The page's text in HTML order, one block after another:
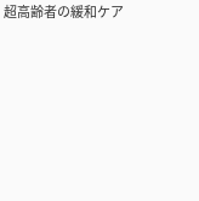
超高齢者の緩和ケア